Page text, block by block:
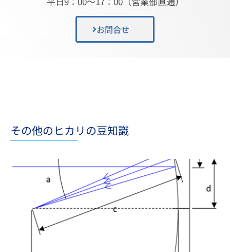
お問合せ
その他のヒカリの豆知識